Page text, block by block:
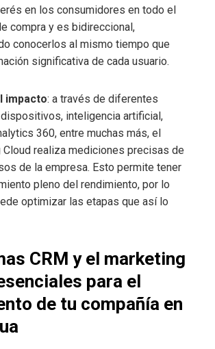
en los consumidores en todo el
compra y es bidireccional,
conocerlos al mismo tiempo que
significativa de cada usuario.
impacto: a través de diferentes
inteligencia artificial,
360, entre muchas más, el
Cloud realiza mediciones precisas de
de la empresa. Esto permite tener
pleno del rendimiento, por lo
optimizar las etapas que así lo
CRM y el marketing
para el
de tu compañía en